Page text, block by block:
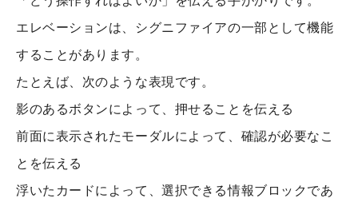
エレベーションは、シグニファイアの一部として機能
することがあります。
たとえば、次のような表現です。
影のあるボタンによって、押せることを伝える
前面に表示されたモーダルによって、確認が必要なこ
とを伝える
浮いたカードによって、選択できる情報ブロックであ